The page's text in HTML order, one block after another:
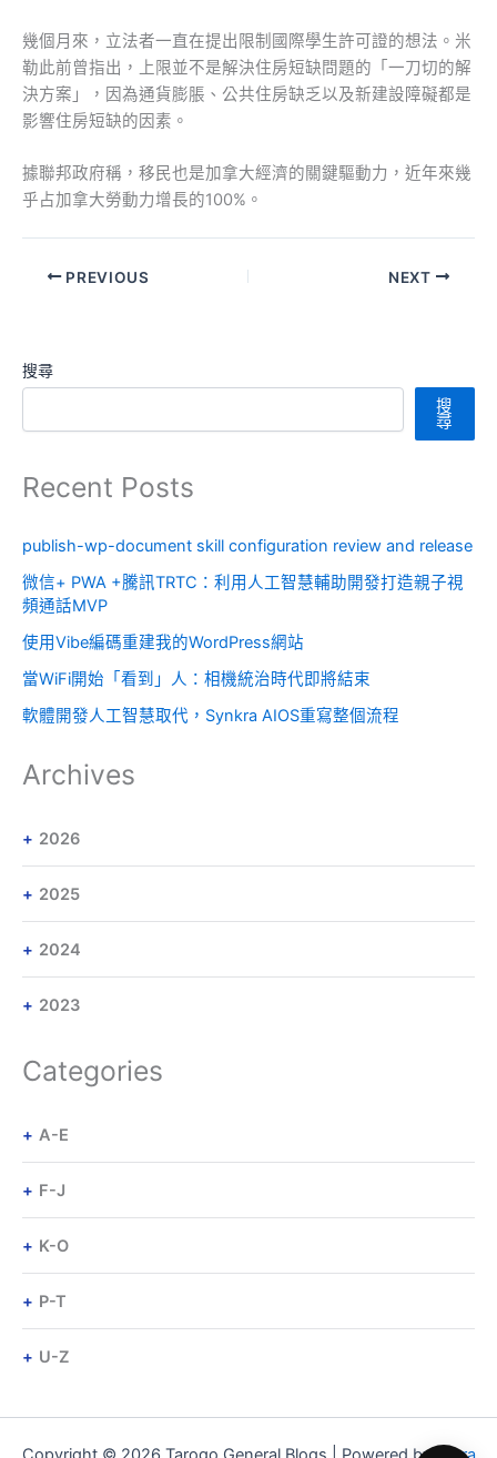
幾個月來，立法者一直在提出限制國際學生許可證的想法。米
勒此前曾指出，上限並不是解決住房短缺問題的「一刀切的解
決方案」，因為通貨膨脹、公共住房缺乏以及新建設障礙都是
影響住房短缺的因素。
據聯邦政府稱，移民也是加拿大經濟的關鍵驅動力，近年來幾
乎占加拿大勞動力增長的100%。
PREVIOUS NEXT
搜尋
搜
尋
Recent Posts
publish-wp-document skill configuration review and release
微信+ PWA +騰訊TRTC：利用人工智慧輔助開發打造親子視
頻通話MVP
使用Vibe編碼重建我的WordPress網站
當WiFi開始「看到」人：相機統治時代即將結束
軟體開發人工智慧取代，Synkra AIOS重寫整個流程
Archives
2026
2025
2024
2023
Categories
A-E
F-J
K-O
P-T
U-Z